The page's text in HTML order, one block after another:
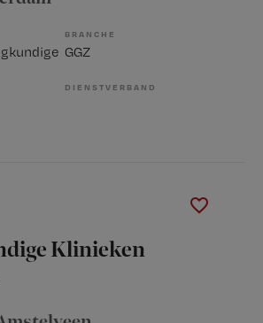
BRANCHE
GGZ
DIENSTVERBAND
Klinieken